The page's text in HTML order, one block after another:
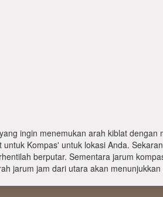
ingin menemukan arah kiblat
untuk Kompas' untuk lokasi Anda.
berputar. Sementara jarum
jarum jam dari utara akan menunjukkan